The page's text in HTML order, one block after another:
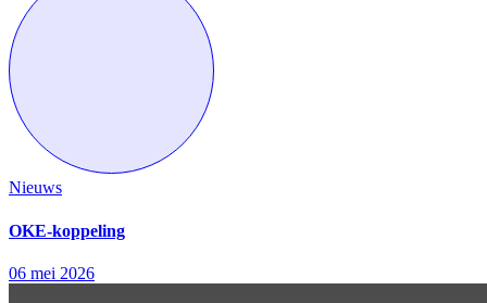
Nieuws
OKE-koppeling
06 mei 2026